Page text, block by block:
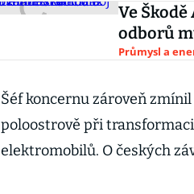
Ve
odborů
Průmysl a
Šéf koncernu zároveň
poloostrově při
elektromobilů. O českých